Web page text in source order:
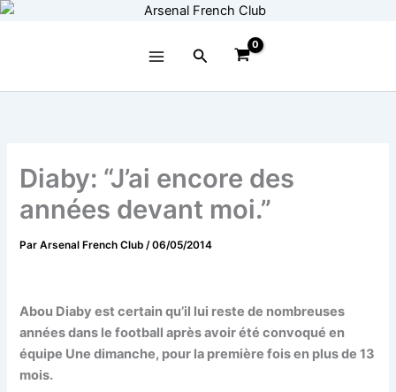
Aller
Rechercher
Diaby: “J’ai encore des
années devant moi.”
ParArsenal French Club/06/05/2014
Abou Diaby est certain qu’il lui reste de nombreuses
années dans le football après avoir été convoqué en
équipe Une dimanche, pour la première fois en plus de 13
mois.